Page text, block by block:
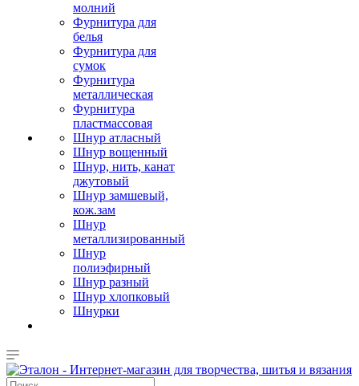
молний
Фурнитура для
белья
Фурнитура для
сумок
Фурнитура
металлическая
Фурнитура
пластмассовая
Шнур атласный
Шнур вощенный
Шнур, нить, канат
джутовый
Шнур замшевый,
кож.зам
Шнур
металлизированный
Шнур
полиэфирный
Шнур разный
Шнур хлопковый
Шнурки